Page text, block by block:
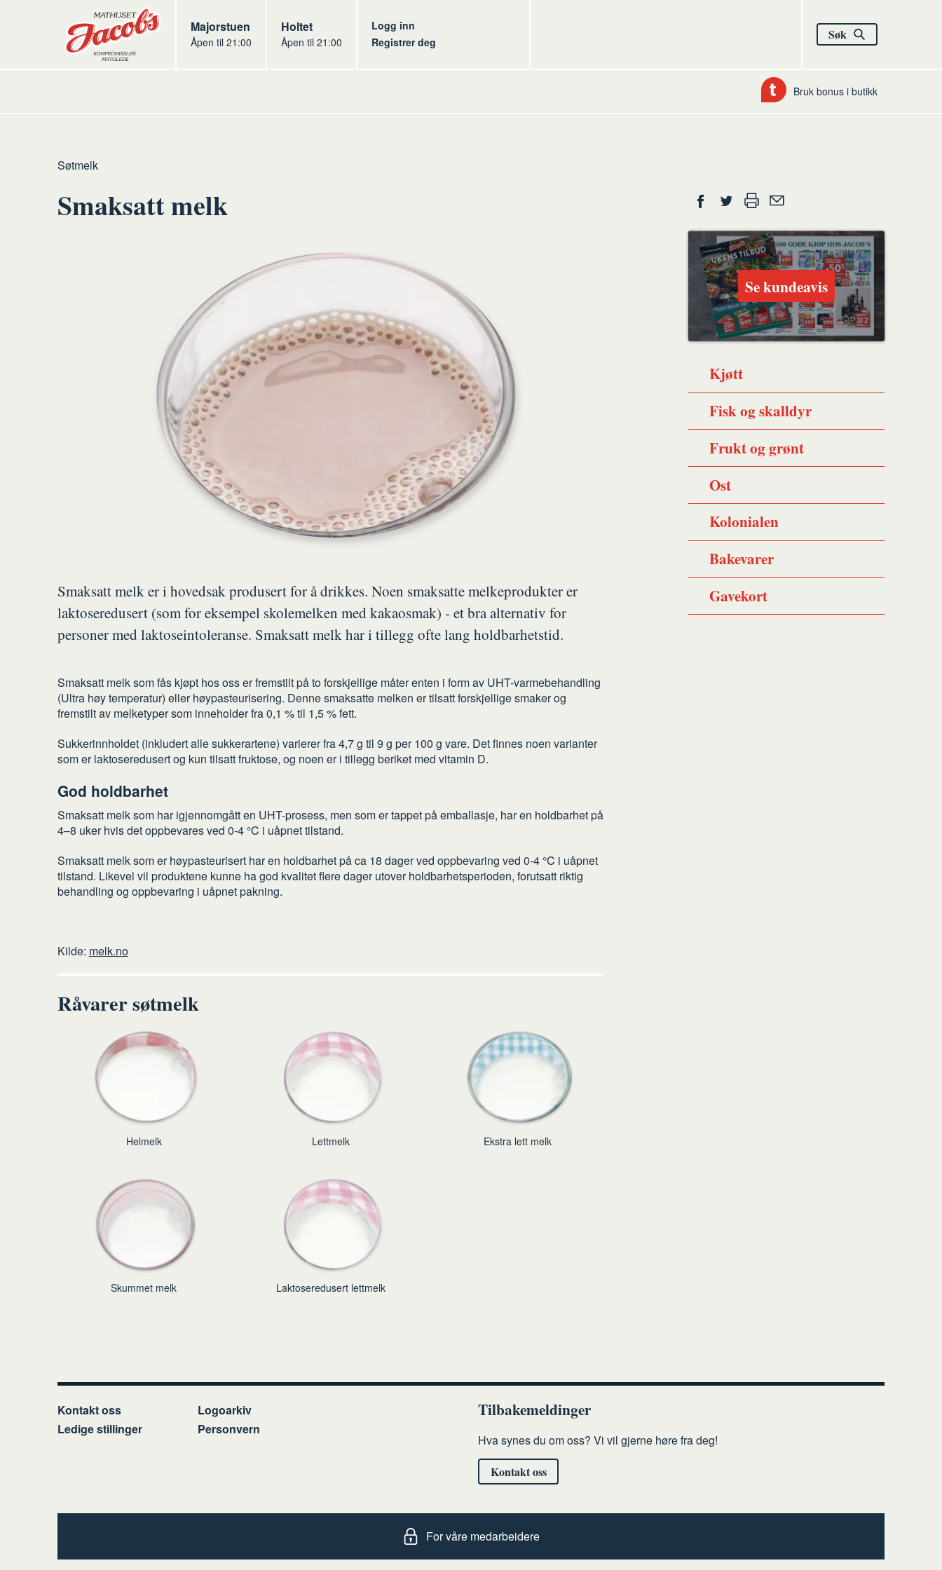
Butikker Jacobs
Majorstuen
Åpen til 21:00
Jacobs
Holtet
Åpen til 21:00
Logg inn
Registrer deg
Søk
Bruk bonus i butikk
Hjem
Kolonialen
Råvarer
Melk
Søtmelk
Smaksatt melk
Smaksatt melk er i hovedsak produsert for å drikkes. Noen smaksatte melkeprodukter er
laktoseredusert (som for eksempel skolemelken med kakaosmak) - et bra alternativ for
personer med laktoseintoleranse. Smaksatt melk har i tillegg ofte lang holdbarhetstid.
Smaksatt melk som fås kjøpt hos oss er fremstilt på to forskjellige måter enten i form av UHT-varmebehandling
(Ultra høy temperatur) eller høypasteurisering. Denne smaksatte melken er tilsatt forskjellige smaker og
fremstilt av melketyper som inneholder fra 0,1 % til 1,5 % fett.
Sukkerinnholdet (inkludert alle sukkerartene) varierer fra 4,7 g til 9 g per 100 g vare. Det finnes noen varianter
som er laktoseredusert og kun tilsatt fruktose, og noen er i tillegg beriket med vitamin D.
God holdbarhet
Smaksatt melk som har igjennomgått en UHT-prosess, men som er tappet på emballasje, har en holdbarhet på
4–8 uker hvis det oppbevares ved 0-4 °C i uåpnet tilstand.
Smaksatt melk som er høypasteurisert har en holdbarhet på ca 18 dager ved oppbevaring ved 0-4 °C i uåpnet
tilstand. Likevel vil produktene kunne ha god kvalitet flere dager utover holdbarhetsperioden, forutsatt riktig
behandling og oppbevaring i uåpnet pakning.
Kilde: melk.no
Råvarer søtmelk
Helmelk Lettmelk Ekstra lett melk
Skummet melk Laktoseredusert lettmelk
Del
på
Facebook
på
Twitter
ut en
venn
Se kundeavis
Kjøtt
Fisk og skalldyr
Frukt og grønt
Ost
Kolonialen
Bakevarer
Gavekort
Kontakt oss
Ledige stillinger
Logoarkiv
Personvern
Tilbakemeldinger
Hva synes du om oss? Vi vil gjerne høre fra deg!
Kontakt oss
For våre medarbeidere